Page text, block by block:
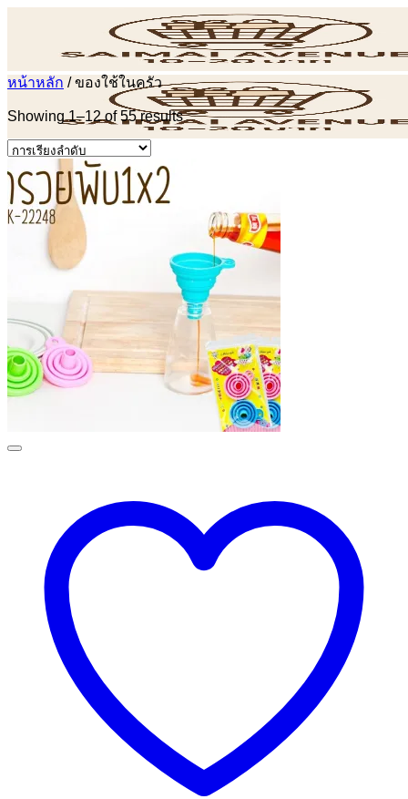
เนื้อหา
POS
ค้นหา:
หน้าหลัก /ของใช้ในครัว
Showing 1–12 of 55 results